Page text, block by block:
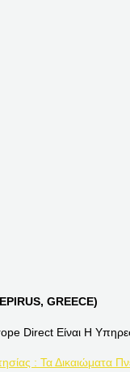
GREECE)
Direct Είναι Η
: Τα Δικαιώματα